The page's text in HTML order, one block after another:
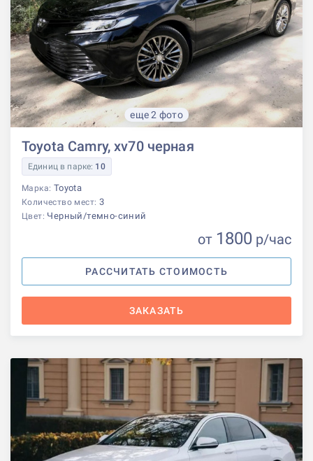
еще 2 фото
Toyota Camry, xv70 черная
Единиц в парке: 10
Марка: Toyota
Количество мест: 3
Цвет: Черный/темно-синий
от 1800 р/час
РАССЧИТАТЬ СТОИМОСТЬ
ЗАКАЗАТЬ